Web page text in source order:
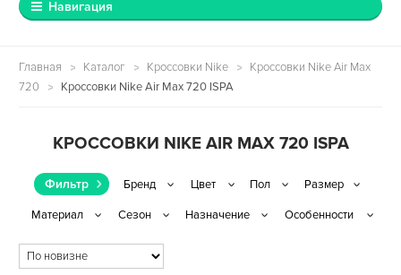
Навигация
Главная Каталог Кроссовки Nike
Кроссовки Nike Air Max
720
Кроссовки Nike Air Max 720 ISPA
КРОССОВКИ NIKE AIR MAX 720 ISPA
Фильтр